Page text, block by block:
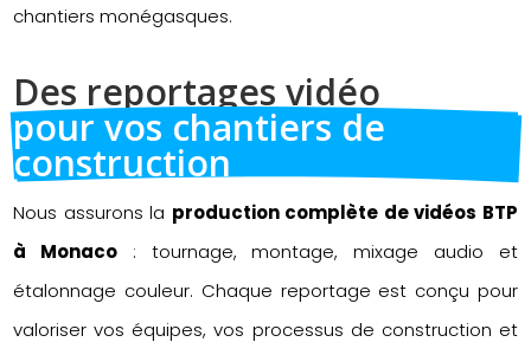
chantiers monégasques.
Des reportages vidéo
pour vos chantiers de
construction
Nous assurons la production complète de vidéos BTP
à Monaco : tournage, montage, mixage audio et
étalonnage couleur. Chaque reportage est conçu pour
valoriser vos équipes, vos processus de construction et